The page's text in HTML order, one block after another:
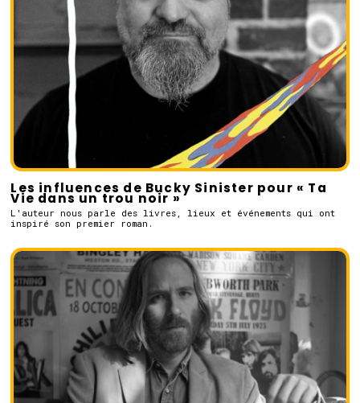
Les influences de Bucky Sinister pour « Ta
Vie dans un trou noir »
L'auteur nous parle des livres, lieux et événements qui ont
inspiré son premier roman.